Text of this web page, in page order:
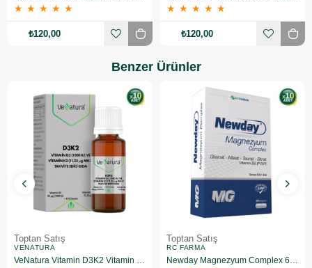
★ ★ ★ ★ ★
₺120,00
★ ★ ★ ★ ★
₺120,00
Benzer Ürünler
Toptan Satış
VENATURA
VeNatura Vitamin D3K2 Vitamin Takviye Edici Gıda 10 Adet
Toptan Satış
RC FARMA
Newday Magnezyum Complex 60 Kapsül 10 Adet